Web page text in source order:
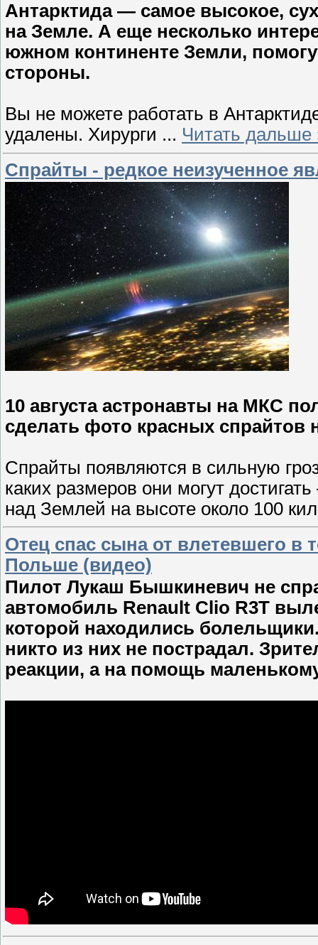
Антарктида — самое высокое,
на Земле. А еще несколько
южном континенте Земли,
стороны.
Вы не можете работать в
удалены. Хирурги ... Читать дальше
Спрайты - редкое неизученное
10 августа астронавты на МКС
сделать фото красных спрайтов
Спрайты появляются в сильную
каких размеров они могут
над Землей на высоте около 100
Отец спас сына от влетевшего в
Польше (видео)
Пилот Лукаш Бышкиневич не
автомобиль Renault Clio R3T
которой находились
никто из них не пострадал.
реакции, а на помощь